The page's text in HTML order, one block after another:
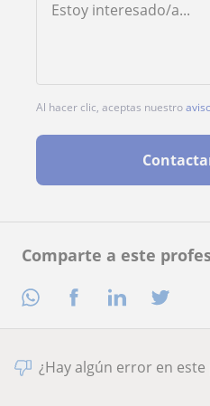
Comparte a este
Al hacer clic, aceptas nuestro
¿Hay algún error en este